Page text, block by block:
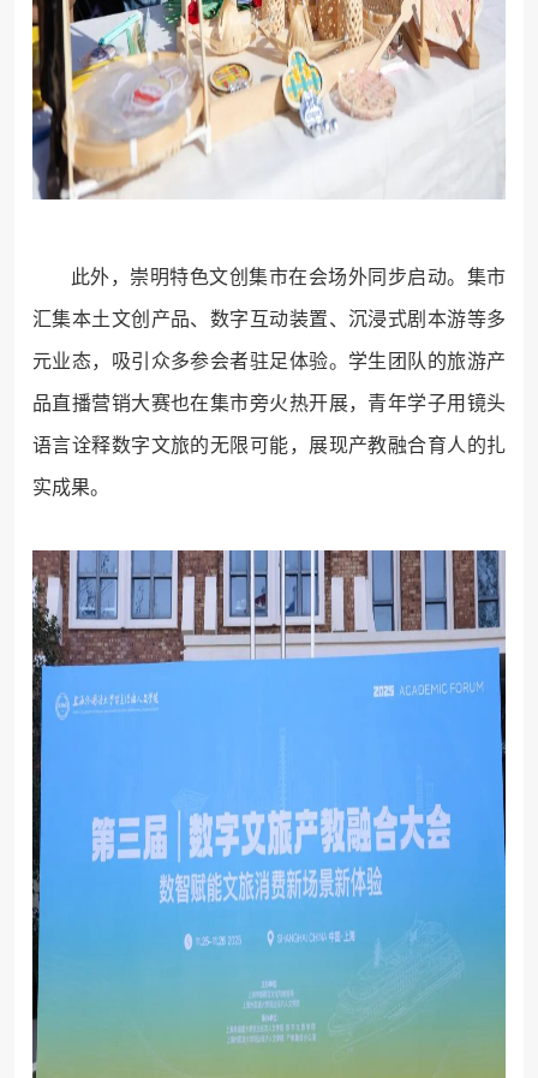
此外，崇明特色文创集市在会场外同步启动。集市
汇集本土文创产品、数字互动装置、沉浸式剧本游等多
元业态，吸引众多参会者驻足体验。学生团队的旅游产
品直播营销大赛也在集市旁火热开展，青年学子用镜头
语言诠释数字文旅的无限可能，展现产教融合育人的扎
实成果。